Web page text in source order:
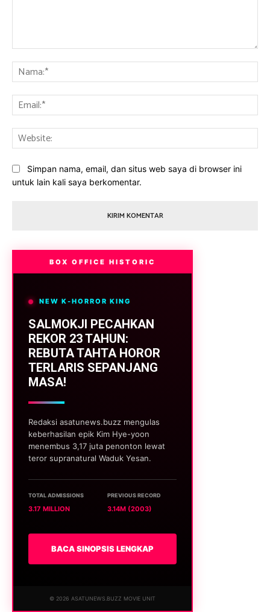
Simpan nama, email, dan situs web saya di browser ini
untuk lain kali saya berkomentar.
BOX OFFICE HISTORIC
NEW K-HORROR KING
SALMOKJI PECAHKAN
REKOR 23 TAHUN:
REBUTA TAHTA HOROR
TERLARIS SEPANJANG
MASA!
Redaksi asatunews.buzz mengulas
keberhasilan epik Kim Hye-yoon
menembus 3,17 juta penonton lewat
teror supranatural Waduk Yesan.
TOTAL ADMISSIONS
3.17 MILLION
PREVIOUS RECORD
3.14M (2003)
BACA SINOPSIS LENGKAP
© 2026 ASATUNEWS.BUZZ MOVIE UNIT